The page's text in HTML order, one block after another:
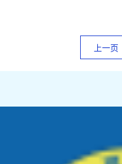
上一页